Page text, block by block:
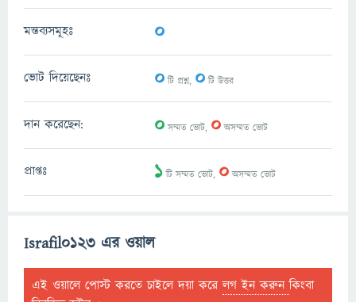
মন্তব্যসমূহঃ 0
ভোট দিয়েছেনঃ 0টি প্রশ্ন, 0টি উত্তর
দান করেছেন: 0সম্মত ভোট, 0অসম্মত ভোট
প্রাপ্তঃ 1টি সম্মত ভোট, 0অসম্মত ভোট
Israfil0123 এর ওয়াল
এই ওয়ালে পোস্ট করতে চাইলে দয়া করেলগ ইন করুনকিংবা